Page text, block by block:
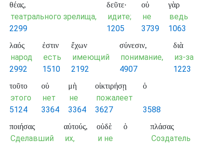
θέας,
театрального зрелища,
2299
δεῦτε·
идите;
1205
οὐ
не
3739
γὰρ
ведь
1063
λαός
народ
2992
ἐστιν
есть
1510
ἔχων
имеющий
2192
σύνεσιν,
понимание,
4907
διὰ
из-за
1223
τοῦτο
этого
5124
οὐ
нет
3364
μὴ
не
3364
οἰκτιρήσῃ
пожалеет
3627
ὁ
3588
ποιήσας
Сделавший
αὐτούς,
их,
οὐδὲ
и не
ὁ πλάσας
Создатель